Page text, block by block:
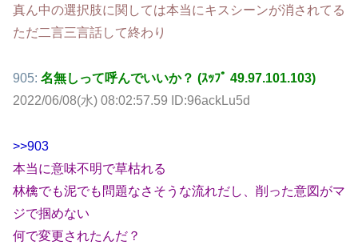
真ん中の選択肢に関しては本当にキスシーンが消されてる
ただ二言三言話して終わり
905: 名無しって呼んでいいか？ (ｽｯﾌﾟ 49.97.101.103)
2022/06/08(水) 08:02:57.59 ID:96ackLu5d
>>903
本当に意味不明で草枯れる
林檎でも泥でも問題なさそうな流れだし、削った意図がマ
ジで掴めない
何で変更されたんだ？